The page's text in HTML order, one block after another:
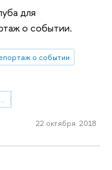
для
о событии.
о событии
Факультет менеджмента (Нижний Новгород)
22 октября 2018